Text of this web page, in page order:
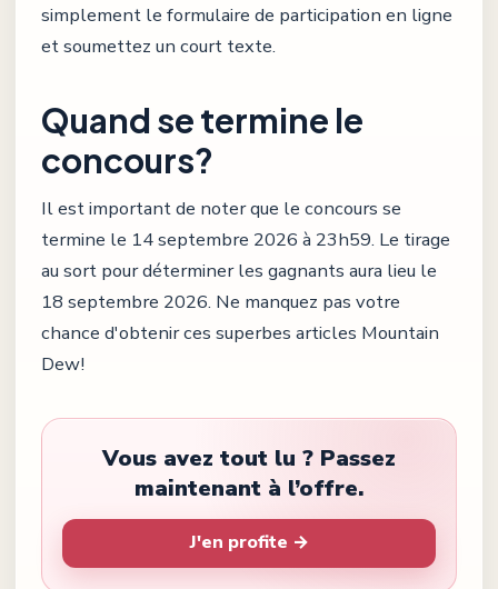
simplement le formulaire de participation en ligne
et soumettez un court texte.
Quand se termine le
concours?
Il est important de noter que le concours se
termine le 14 septembre 2026 à 23h59. Le tirage
au sort pour déterminer les gagnants aura lieu le
18 septembre 2026. Ne manquez pas votre
chance d'obtenir ces superbes articles Mountain
Dew!
Vous avez tout lu ? Passez
maintenant à l’offre.
J'en profite →